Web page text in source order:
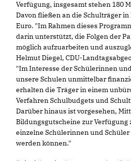
Verfügung, insgesamt stehen 180
Davon fließen an die Schulträger in
Euro. "Im Rahmen dieses
darin unterstützt, die Folgen der
möglich aufzuarbeiten und
Helmut Diegel, CDU-
"Im Interesse der Schülerinnen
unsere Schulen unmittelbar
erhalten die Träger in einem
Verfahren Schulbudgets und
Darüber hinaus ist vorgesehen,
Bildungsgutscheine zur Verfügung
einzelne Schülerinnen und
werden können."